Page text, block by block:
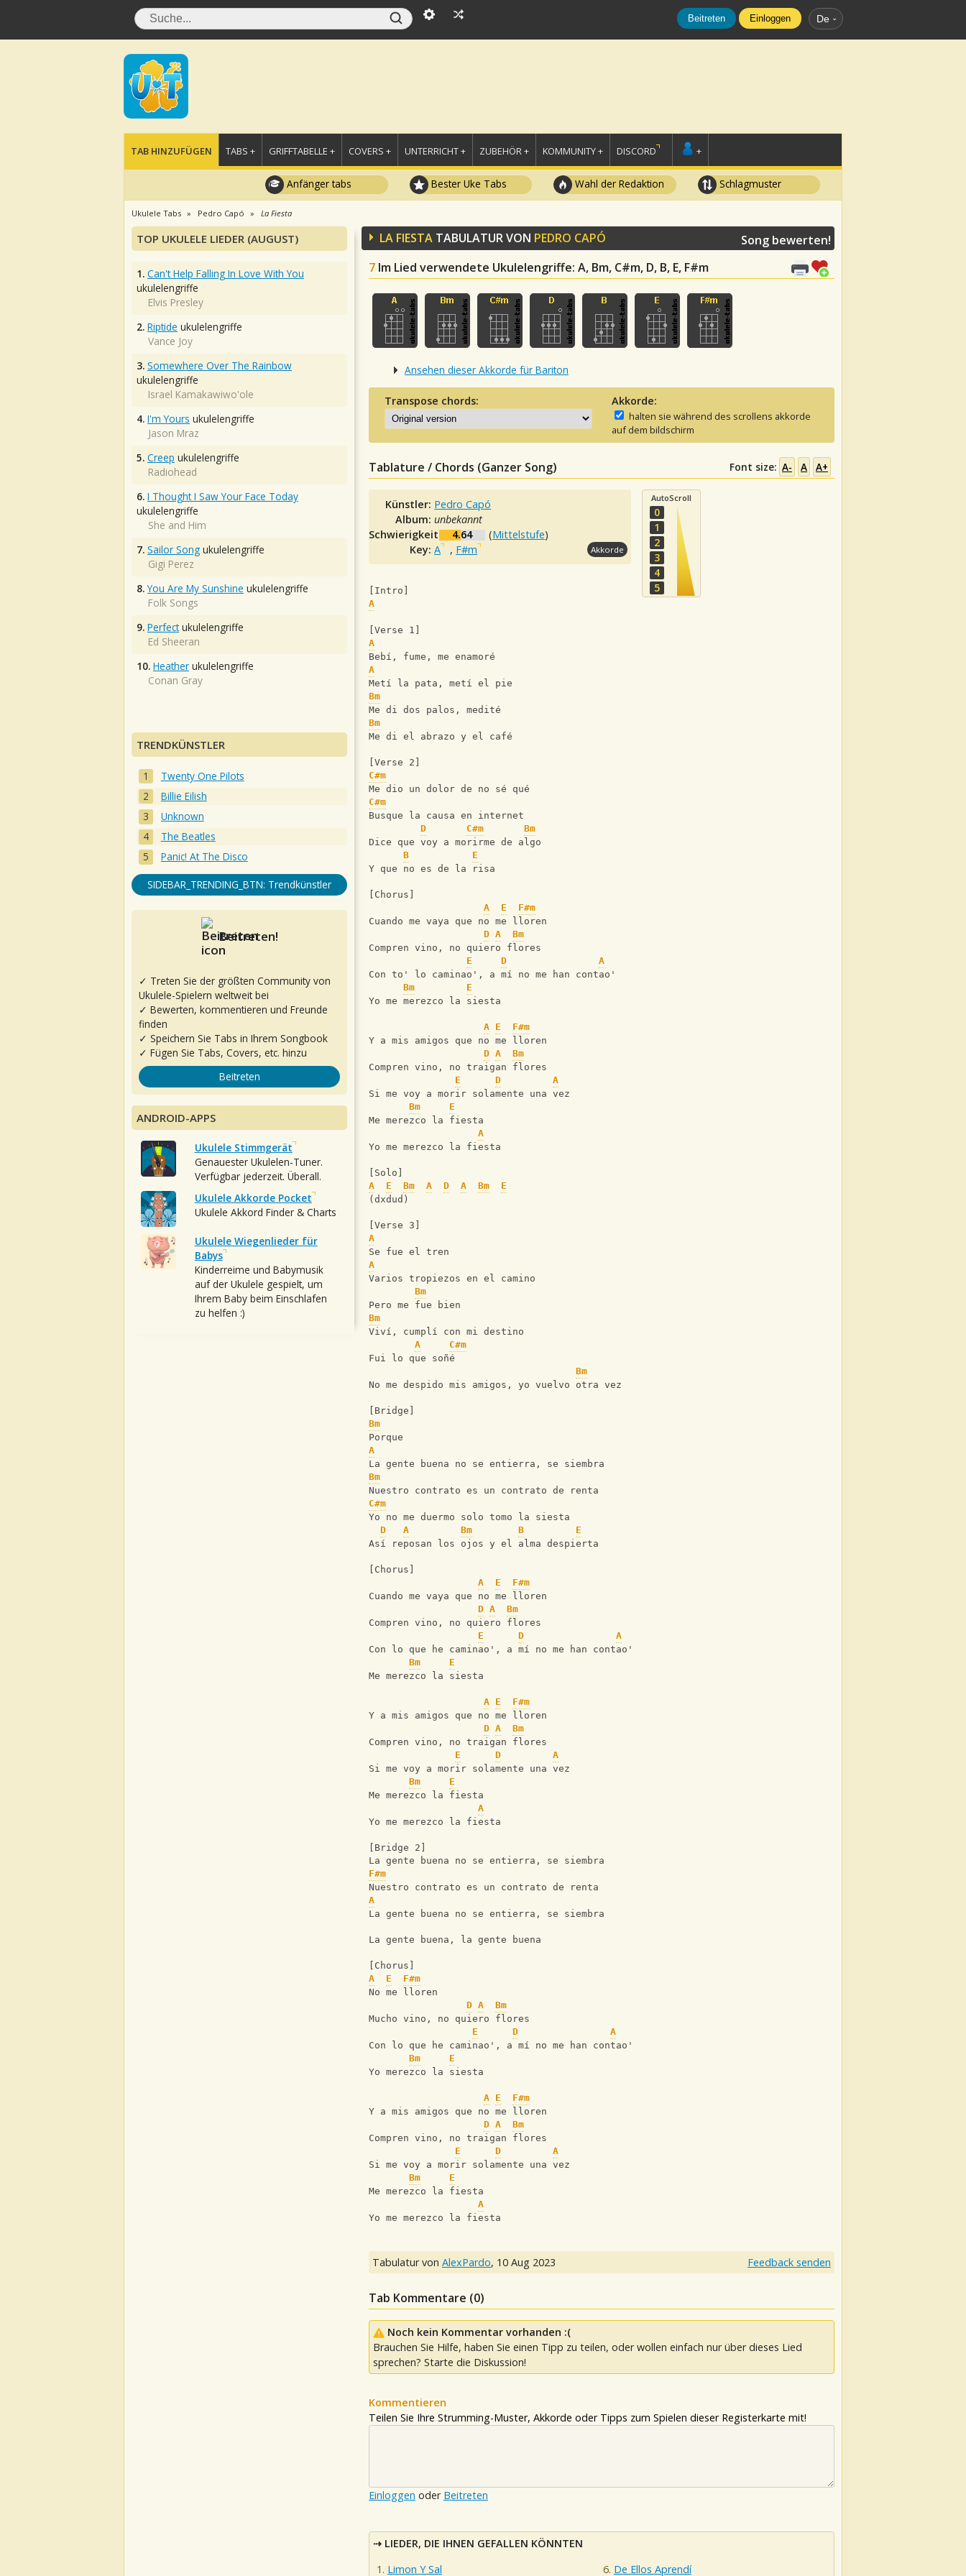
Beitreten Einloggen De
TAB HINZUFÜGEN TABS + GRIFFTABELLE + COVERS + UNTERRICHT + ZUBEHÖR + KOMMUNITY + DISCORD +
Anfänger tabs Bester Uke Tabs Wahl der Redaktion Schlagmuster
Ukulele Tabs Pedro Capó La Fiesta
LA FIESTA TABULATUR VON PEDRO CAPÓ
7 Im Lied verwendete Ukulelengriffe: A, Bm, C#m, D, B, E, F#m
Song bewerten!
Ansehen dieser Akkorde für Bariton
Transpose chords: Akkorde:
halten sie während des scrollens akkorde
auf dem bildschirm
Tablature / Chords (Ganzer Song) Font size: A- A A+
Künstler: Pedro Capó
Album:unbekannt
Schwierigkeit:
4.64 (Mittelstufe)
Key:A , F#m Akkorde
AutoScroll
0
1
2
3
4
5
[Intro]
A
[Verse 1]
A
Bebí, fume, me enamoré
A
Metí la pata, metí el pie
Bm
Me di dos palos, medité
Bm
Me di el abrazo y el café
[Verse 2]
C#m
Me dio un dolor de no sé qué
C#m
Busque la causa en internet
D
C#m
Bm
Dice que voy a morirme de algo
B
E
Y que no es de la risa
[Chorus]
A
E
F#m
Cuando me vaya que no me lloren
D A
Bm
Compren vino, no quiero flores
E
D
A
Con to' lo caminao', a mí no me han contao'
Bm
E
Yo me merezco la siesta
A E
F#m
Y a mis amigos que no me lloren
D A
Bm
Compren vino, no traigan flores
E
D
A
Si me voy a morir solamente una vez
Bm
E
Me merezco la fiesta
A
Yo me merezco la fiesta
[Solo]
A
E Bm A D A Bm
E
(dxdud)
[Verse 3]
A
Se fue el tren
A
Varios tropiezos en el camino
Bm
Pero me fue bien
Bm
Viví, cumplí con mi destino
A
C#m
Fui lo que soñé
Bm
No me despido mis amigos, yo vuelvo otra vez
[Bridge]
Bm
Porque
A
La gente buena no se entierra, se siembra
Bm
Nuestro contrato es un contrato de renta
C#m
Yo no me duermo solo tomo la siesta
D
A Bm B
E
Así reposan los ojos y el alma despierta
[Chorus]
A
E
F#m
Cuando me vaya que no me lloren
D A
Bm
Compren vino, no quiero flores
E
D
A
Con lo que he caminao', a mí no me han contao'
Bm
E
Me merezco la siesta
A E
F#m
Y a mis amigos que no me lloren
D A
Bm
Compren vino, no traigan flores
E
D
A
Si me voy a morir solamente una vez
Bm
E
Me merezco la fiesta
A
Yo me merezco la fiesta
[Bridge 2]
La gente buena no se entierra, se siembra
F#m
Nuestro contrato es un contrato de renta
A
La gente buena no se entierra, se siembra
La gente buena, la gente buena
[Chorus]
A
E
F#m
No me lloren
D A
Bm
Mucho vino, no quiero flores
E
D
A
Con lo que he caminao', a mí no me han contao'
Bm
E
Yo merezco la siesta
A E
F#m
Y a mis amigos que no me lloren
D A
Bm
Compren vino, no traigan flores
E
D
A
Si me voy a morir solamente una vez
Bm
E
Me merezco la fiesta
A
Yo me merezco la fiesta
Tabulatur von AlexPardo, 10 Aug 2023 Feedback senden
Tab Kommentare (0)
Noch kein Kommentar vorhanden :(
Brauchen Sie Hilfe, haben Sie einen Tipp zu teilen, oder wollen einfach nur über dieses Lied
sprechen? Starte die Diskussion!
Kommentieren
Teilen Sie Ihre Strumming-Muster, Akkorde oder Tipps zum Spielen dieser Registerkarte mit!
Einloggen oder Beitreten
LIEDER, DIE IHNEN GEFALLEN KÖNNTEN
Limon Y Sal
De Ellos Aprendí
TOP UKULELE LIEDER (AUGUST)
1. Can't Help Falling In Love With You
ukulelengriffe
Elvis Presley
2. Riptide ukulelengriffe
Vance Joy
3. Somewhere Over The Rainbow
ukulelengriffe
Israel Kamakawiwo'ole
4. I'm Yours ukulelengriffe
Jason Mraz
5. Creep ukulelengriffe
Radiohead
6. I Thought I Saw Your Face Today
ukulelengriffe
She and Him
7. Sailor Song ukulelengriffe
Gigi Perez
8. You Are My Sunshine ukulelengriffe
Folk Songs
9. Perfectukulelengriffe
Ed Sheeran
10. Heather ukulelengriffe
Conan Gray
TRENDKÜNSTLER
Twenty One Pilots
Billie Eilish
Unknown
The Beatles
Panic! At The Disco
SIDEBAR_TRENDING_BTN: Trendkünstler
Beitreten!
✓ Treten Sie der größten Community von
Ukulele-Spielern weltweit bei
✓ Bewerten, kommentieren und Freunde
finden
✓ Speichern Sie Tabs in Ihrem Songbook
✓ Fügen Sie Tabs, Covers, etc. hinzu
Beitreten
ANDROID-APPS
Ukulele Stimmgerät
Genauester Ukulelen-Tuner.
Verfügbar jederzeit. Überall.
Ukulele Akkorde Pocket
Ukulele Akkord Finder & Charts
Ukulele Wiegenlieder für
Babys
Kinderreime und Babymusik
auf der Ukulele gespielt, um
Ihrem Baby beim Einschlafen
zu helfen :)